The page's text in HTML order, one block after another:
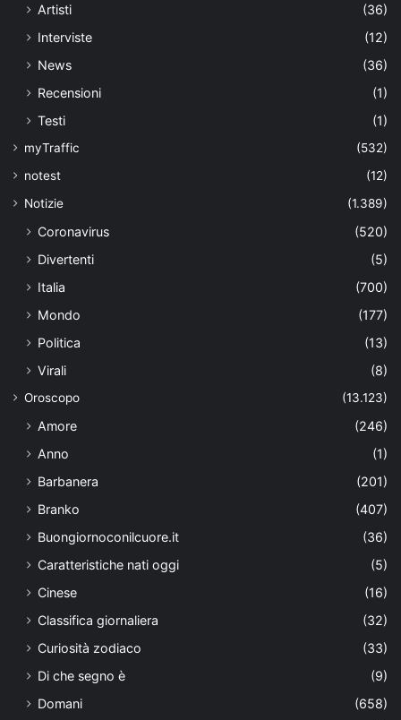
Artisti
(36)
Interviste
(12)
News
(36)
Recensioni
(1)
Testi
(1)
myTraffic
(532)
notest
(12)
Notizie
(1.389)
Coronavirus
(520)
Divertenti
(5)
Italia
(700)
Mondo
(177)
Politica
(13)
Virali
(8)
Oroscopo (13.123)
Amore
(246)
Anno
(1)
Barbanera
(201)
Branko
(407)
Buongiornoconilcuore.it
(36)
Caratteristiche nati oggi
(5)
Cinese
(16)
Classifica giornaliera
(32)
Curiosità zodiaco
(33)
Di che segno è
(9)
Domani
(658)